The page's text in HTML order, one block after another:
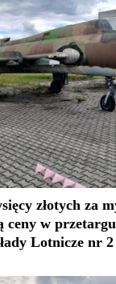
złotych za
ceny w
Lotnicze nr